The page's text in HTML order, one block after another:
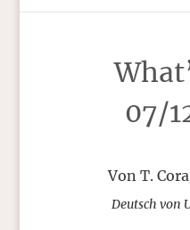
07/
Von T.
Deutsch von